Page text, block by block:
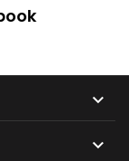
Wraithblades), un

